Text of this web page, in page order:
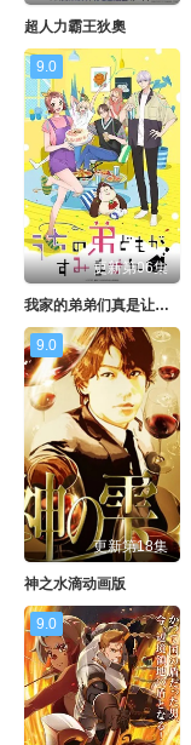
超人力霸王狄奧
9.0
更新第06集
我家的弟弟们真是让您费心了
9.0
更新第18集
神之水滴动画版
9.0